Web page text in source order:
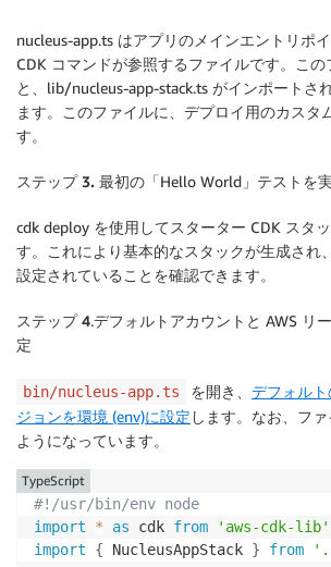
nucleus-app.ts はアプリのメインエントリポ
CDK コマンドが参照するファイルです。この
と、lib/nucleus-app-stack.ts がインポートさ
ます。このファイルに、デプロイ用のカスタ
す。
ステップ 3. 最初の「Hello World」テストを
cdk deploy を使用してスターター CDK スタ
す。これにより基本的なスタックが生成され
設定されていることを確認できます。
ステップ 4.デフォルトアカウントと AWS リ
定
bin/nucleus-app.ts を開き、 デフォル
ジョンを環境 (env)に設定 します。なお、フ
ようになっています。
#!/usr/bin/env node
import
* as cdk from 'aws-cdk-lib'
import
{ NucleusAppStack } from
TypeScript